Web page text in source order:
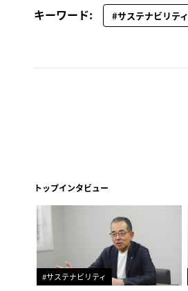
キーワード: #サステナビリティ
トップインタビュー
#サステナビリティ